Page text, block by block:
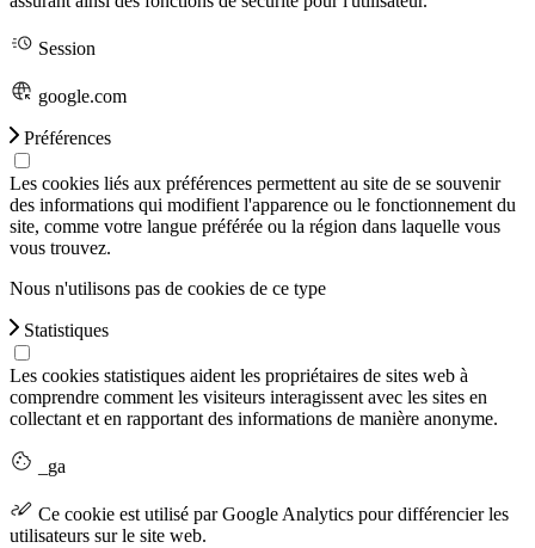
Session
google.com
Préférences
Les cookies liés aux préférences permettent au site de se souvenir
des informations qui modifient l'apparence ou le fonctionnement du
site, comme votre langue préférée ou la région dans laquelle vous
vous trouvez.
Nous n'utilisons pas de cookies de ce type
Statistiques
Les cookies statistiques aident les propriétaires de sites web à
comprendre comment les visiteurs interagissent avec les sites en
collectant et en rapportant des informations de manière anonyme.
_ga
Ce cookie est utilisé par Google Analytics pour différencier les
utilisateurs sur le site web.